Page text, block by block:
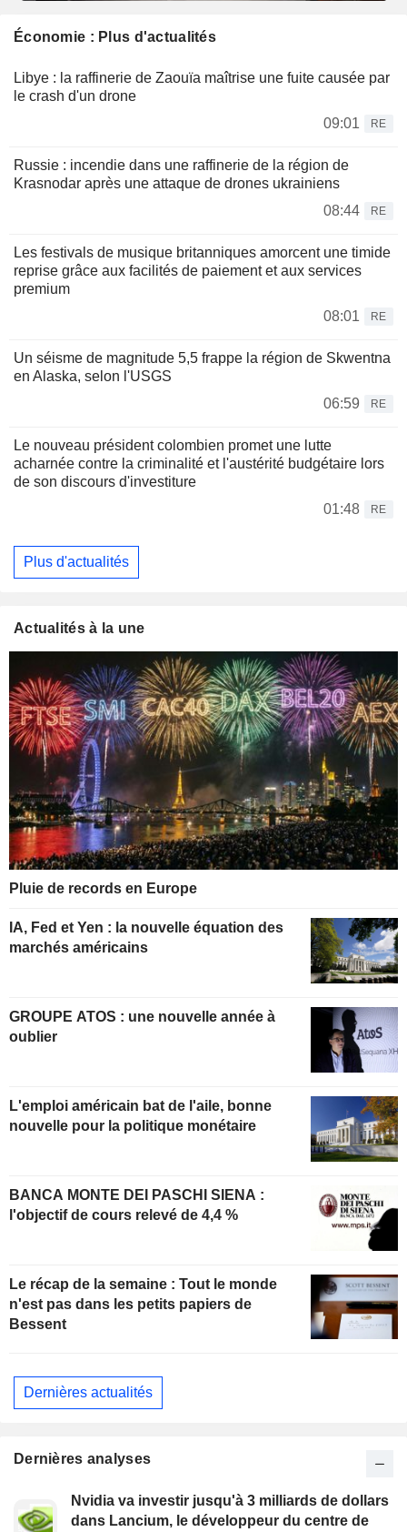
Économie : Plus d'actualités
Libye : la raffinerie de Zaouïa maîtrise une fuite causée par
le crash d'un drone
09:01
RE
Russie : incendie dans une raffinerie de la région de
Krasnodar après une attaque de drones ukrainiens
08:44
RE
Les festivals de musique britanniques amorcent une timide
reprise grâce aux facilités de paiement et aux services
premium
08:01
RE
Un séisme de magnitude 5,5 frappe la région de Skwentna
en Alaska, selon l'USGS
06:59
RE
Le nouveau président colombien promet une lutte
acharnée contre la criminalité et l'austérité budgétaire lors
de son discours d'investiture
01:48
RE
Plus d'actualités
Actualités à la une
Pluie de records en Europe
IA, Fed et Yen : la nouvelle équation des
marchés américains
GROUPE ATOS : une nouvelle année à
oublier
L'emploi américain bat de l'aile, bonne
nouvelle pour la politique monétaire
BANCA MONTE DEI PASCHI SIENA :
l'objectif de cours relevé de 4,4 %
Le récap de la semaine : Tout le monde
n'est pas dans les petits papiers de
Bessent
Dernières actualités
Dernières analyses
Nvidia va investir jusqu'à 3 milliards de dollars
dans Lancium, le développeur du centre de